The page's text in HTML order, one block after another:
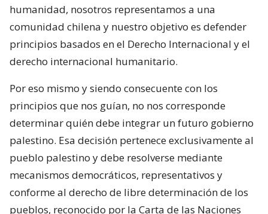
humanidad, nosotros representamos a una
comunidad chilena y nuestro objetivo es defender
principios basados en el Derecho Internacional y el
derecho internacional humanitario.
Por eso mismo y siendo consecuente con los
principios que nos guían, no nos corresponde
determinar quién debe integrar un futuro gobierno
palestino. Esa decisión pertenece exclusivamente al
pueblo palestino y debe resolverse mediante
mecanismos democráticos, representativos y
conforme al derecho de libre determinación de los
pueblos, reconocido por la Carta de las Naciones